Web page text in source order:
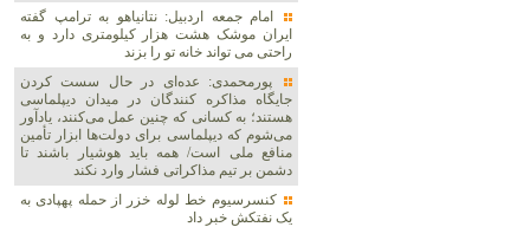
امام جمعه اردبیل: نتانیاهو به ترامپ گفته
ایران موشک هشت هزار کیلومتری دارد و به
راحتی می تواند خانه تو را بزند
پورمحمدی: عده‌ای در حال سست کردن
جایگاه مذاکره کنندگان در میدان دیپلماسی
هستند؛ به کسانی که چنین عمل می‌کنند، یادآور
می‌شوم که دیپلماسی برای دولت‌ها ابزار تأمین
منافع ملی است/ همه باید هوشیار باشند تا
دشمن بر تیم مذاکراتی فشار وارد نکند
کنسرسیوم خط لوله خزر از حمله پهپادی به
یک نفتکش خبر داد